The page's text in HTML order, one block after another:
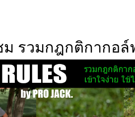
ม รวมกฎกติกากอ